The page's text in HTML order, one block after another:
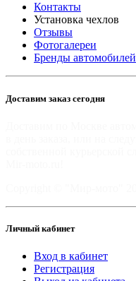
Контакты
Установка чехлов
Отзывы
Фотогалереи
Бренды автомобилей
Доставим заказ сегодня
Личный кабинет
Вход в кабинет
Регистрация